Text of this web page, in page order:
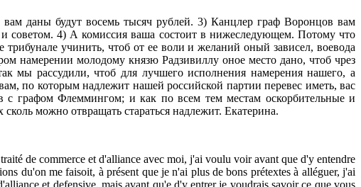
даны будут восемь тысяч рублей. 3) Канцлер граф Воронцов вам
советом. 4) А комиссия ваша состоит в нижеследующем. Потому что
учинить, чтоб от ее воли и желаний оный зависел, воевода
намерении молодому князю Радзивиллу оное место дано, чтоб чрез
мы рассудили, чтоб для лучшего исполнения намерения нашего, а
по которым надлежит нашей российской партии перевес иметь, вас
с графом Флеммингом; и как по всем тем местам оскорбительные и
можно отвращать стараться надлежит. Екатерина.
de commerce et d'alliance avec moi, j'ai voulu voir avant que d'y entendre
du'on me faisoit, à présent que je n'ai plus de bons prétextes à alléguer, j'ai
et defensive, mais avant qu'e d'y entrer je voudrais savoir ce que vous